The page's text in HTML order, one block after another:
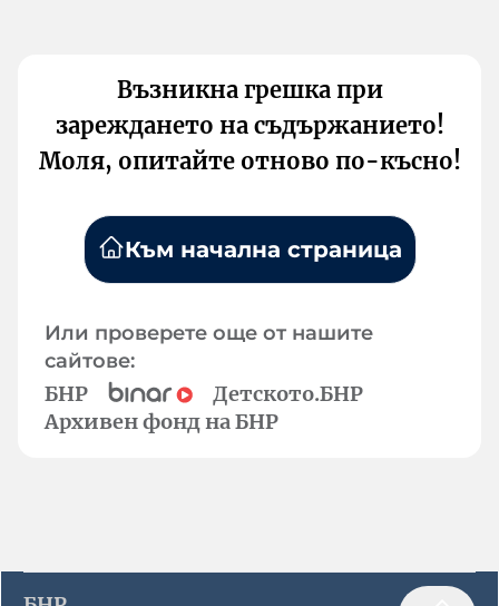
Възникна грешка при
зареждането на съдържанието!
Моля, опитайте отново по-късно!
Към начална страница
Или проверете още от нашите
сайтове:
БНР
Детското.БНР
Архивен фонд на БНР